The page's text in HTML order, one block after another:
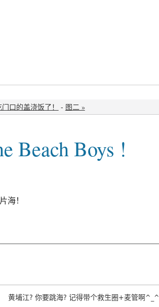
口的盖浇饭了！ - 图二 »
Beach Boys !
海！
黄埔江? 你要跳海? 记得带个救生圈+麦管啊^_^